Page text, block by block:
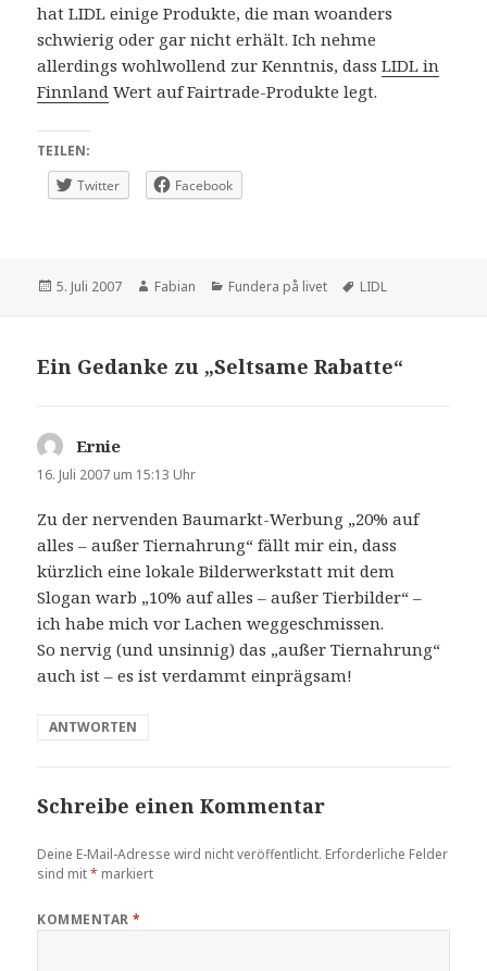
hat LIDL einige Produkte, die man woanders
schwierig oder gar nicht erhält. Ich nehme
allerdings wohlwollend zur Kenntnis, dassLIDL in
Finnland Wert auf Fairtrade-Produkte legt.
TEILEN:
Twitter
Facebook
Veröffentlicht
5. Juli 2007 Autor
Fabian Kategorien
Fundera på livet Schlagwörter
LIDL
Ein Gedanke zu „Seltsame Rabatte“
Ernie
16. Juli 2007 um 15:13 Uhr
Zu der nervenden Baumarkt-Werbung „20% auf
alles – außer Tiernahrung“ fällt mir ein, dass
kürzlich eine lokale Bilderwerkstatt mit dem
Slogan warb „10% auf alles – außer Tierbilder“ –
ich habe mich vor Lachen weggeschmissen.
So nervig (und unsinnig) das „außer Tiernahrung“
auch ist – es ist verdammt einprägsam!
ANTWORTEN
Schreibe einen Kommentar
Deine E-Mail-Adresse wird nicht veröffentlicht. Erforderliche Felder
sind mit* markiert
KOMMENTAR*